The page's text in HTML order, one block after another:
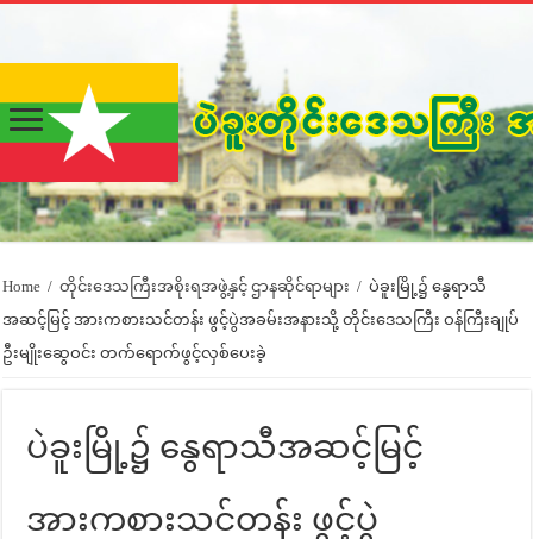
Home / တိုင်းဒေသကြီးအစိုးရအဖွဲ့နှင့် ဌာနဆိုင်ရာများ / ပဲခူးမြို့၌ နွေရာသီ
အဆင့်မြင့် အားကစားသင်တန်း ဖွင့်ပွဲအခမ်းအနားသို့ တိုင်းဒေသကြီး ဝန်ကြီးချုပ်
ဦးမျိုးဆွေဝင်း တက်ရောက်ဖွင့်လှစ်ပေးခဲ့
ပဲခူးမြို့၌ နွေရာသီအဆင့်မြင့်
အားကစားသင်တန်း ဖွင့်ပွဲ